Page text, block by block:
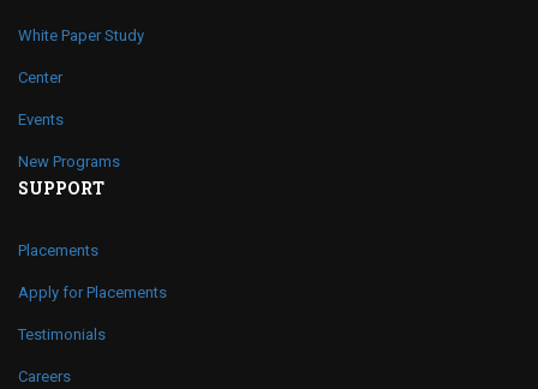
White Paper Study
Center
Events
New Programs
SUPPORT
Placements
Apply for Placements
Testimonials
Careers